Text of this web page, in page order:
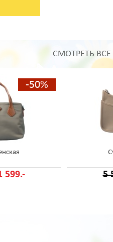
СМОТРЕТЬ ВСЕ
-50%
599.- 5